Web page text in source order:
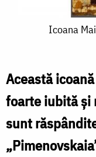
IcoanaIcoana
Această
foarte iubită și
sunt